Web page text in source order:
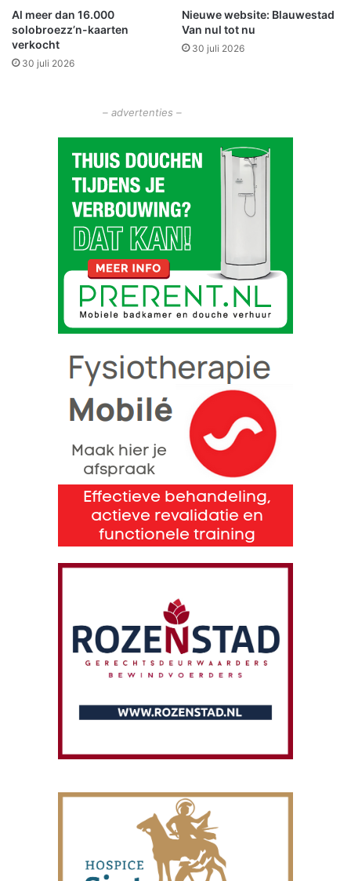
r
s
!
Al meer dan 16.000
solobroezz’n-kaarten
verkocht
30 juli 2026
Nieuwe website: Blauwestad
Van nul tot nu
30 juli 2026
– advertenties –